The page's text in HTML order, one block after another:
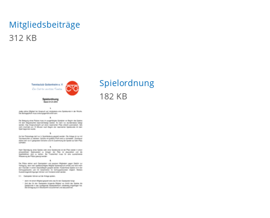
Mitgliedsbeiträge
312 KB
Spielordnung
182 KB